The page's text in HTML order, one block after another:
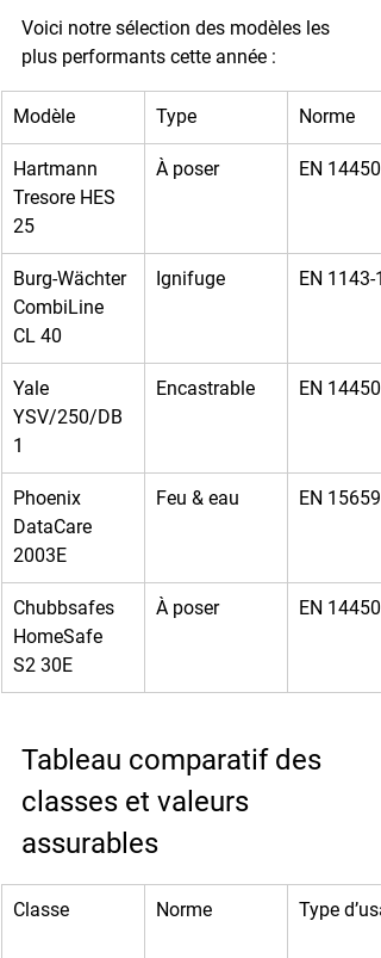
Voici notre sélection des modèles les
plus performants cette année :
Modèle Type Norme
Hartmann
Tresore HES
25
À poser EN 14450
Burg-Wächter
CombiLine
CL 40
Ignifuge EN 1143-1
Yale
YSV/250/DB
1
Encastrable EN 14450
Phoenix
DataCare
2003E
Feu & eau EN 15659
Chubbsafes
HomeSafe
S2 30E
À poser EN 14450
Tableau comparatif des
classes et valeurs
assurables
Classe Norme Type